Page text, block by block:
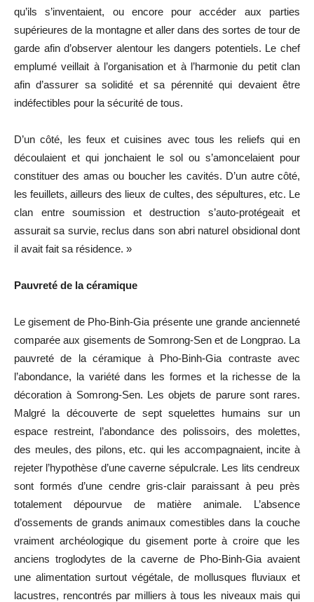
qu’ils s’inventaient, ou encore pour accéder aux parties
supérieures de la montagne et aller dans des sortes de tour de
garde afin d’observer alentour les dangers potentiels. Le chef
emplumé veillait à l’organisation et à l’harmonie du petit clan
afin d’assurer sa solidité et sa pérennité qui devaient être
indéfectibles pour la sécurité de tous.
D’un côté, les feux et cuisines avec tous les reliefs qui en
découlaient et qui jonchaient le sol ou s’amoncelaient pour
constituer des amas ou boucher les cavités. D’un autre côté,
les feuillets, ailleurs des lieux de cultes, des sépultures, etc. Le
clan entre soumission et destruction s’auto-protégeait et
assurait sa survie, reclus dans son abri naturel obsidional dont
il avait fait sa résidence. »
Pauvreté de la céramique
Le gisement de Pho-Binh-Gia présente une grande ancienneté
comparée aux gisements de Somrong-Sen et de Longprao. La
pauvreté de la céramique à Pho-Binh-Gia contraste avec
l’abondance, la variété dans les formes et la richesse de la
décoration à Somrong-Sen. Les objets de parure sont rares.
Malgré la découverte de sept squelettes humains sur un
espace restreint, l’abondance des polissoirs, des molettes,
des meules, des pilons, etc. qui les accompagnaient, incite à
rejeter l’hypothèse d’une caverne sépulcrale. Les lits cendreux
sont formés d’une cendre gris-clair paraissant à peu près
totalement dépourvue de matière animale. L’absence
d’ossements de grands animaux comestibles dans la couche
vraiment archéologique du gisement porte à croire que les
anciens troglodytes de la caverne de Pho-Binh-Gia avaient
une alimentation surtout végétale, de mollusques fluviaux et
lacustres, rencontrés par milliers à tous les niveaux mais qui